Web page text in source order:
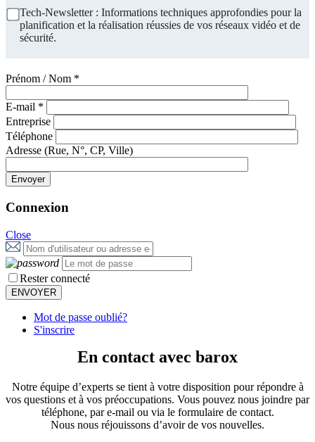
Tech-Newsletter : Informations techniques approfondies pour la
planification et la réalisation réussies de vos réseaux vidéo et de
sécurité.
Prénom / Nom *
E-mail *
Entreprise
Téléphone
Adresse (Rue, N°, CP, Ville)
Connexion
Close
Rester connecté
Mot de passe oublié?
S'inscrire
En contact avec barox
Notre équipe d’experts se tient à votre disposition pour répondre à
vos questions et à vos préoccupations. Vous pouvez nous joindre par
téléphone, par e-mail ou via le formulaire de contact.
Nous nous réjouissons d’avoir de vos nouvelles.